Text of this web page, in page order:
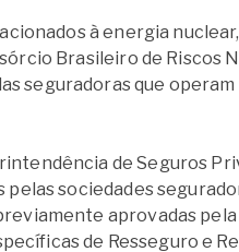
à energia
Brasileiro de Riscos
seguradoras que
de Seguros
sociedades
aprovadas pela
de Resseguro e